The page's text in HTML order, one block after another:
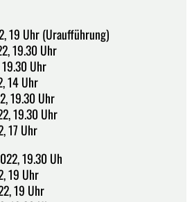
19 Uhr (Uraufführung)
19.30 Uhr
19.30 Uhr
14 Uhr
19.30 Uhr
19.30 Uhr
17 Uhr
19.30 Uh
19 Uhr
19 Uhr